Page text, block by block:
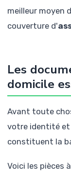
meilleur moyen
couverture d'
Les
domicile
Avant toute
votre identité et
constituent la
Voici les pièces